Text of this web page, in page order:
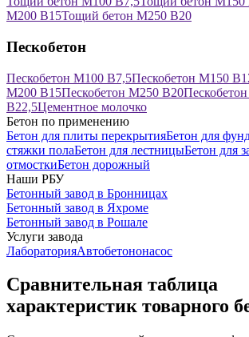
М200 В15Тощий бетон М250 В20
Пескобетон
Пескобетон М100 В7,5Пескобетон М150
М200 В15Пескобетон М250 В20
В22,5Цементное молочко
Бетон по применению
Бетон для плиты перекрытияБетон для
стяжки полаБетон для лестницыБетон для
отмосткиБетон дорожный
Наши РБУ
Бетонный завод в Бронницах
Бетонный завод в Яхроме
Бетонный завод в Рошале
Услуги завода
ЛабораторияАвтобетононасос
Сравнительная таблица
характеристик товарного